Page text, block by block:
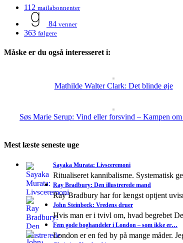
112 mailabonnenter
84 venner
363 følgere
Måske er du også interesseret i:
Mathilde Walter Clark: Det blinde øje
Søs Marie Serup: Vind eller forsvind – Kampen om
Mest læste seneste uge
Sayaka Murata: Livsceremoni
Ritualiseret kannibalisme. Systematisk
Ray Bradbury: Den illustrerede mand
Ray Bradbury har for længst optjent
John Steinbeck: Vredens druer
Hvis man er i tvivl om, hvad begrebet
Fem gode boghandeler i London – som ikke er…
London er en fed by på mange måder.